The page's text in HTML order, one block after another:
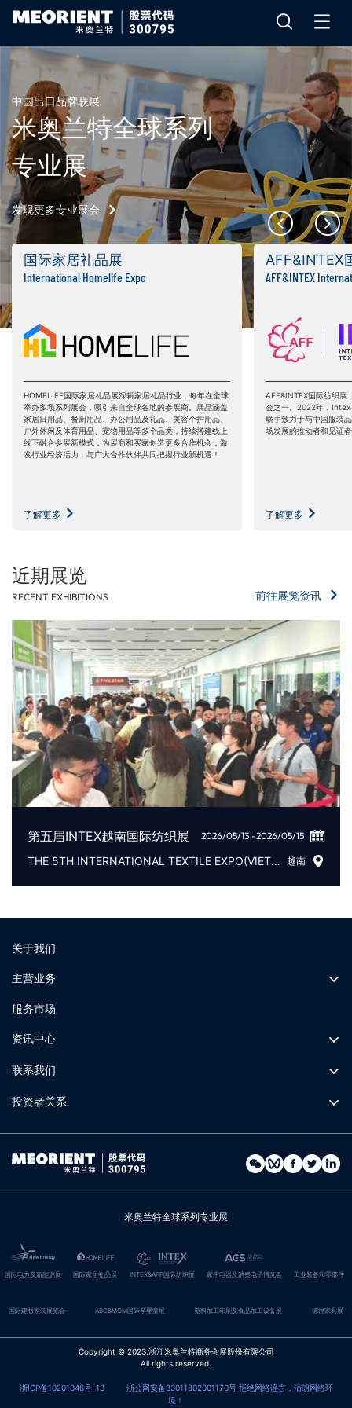
中国出口品牌联展
米奥兰特全球系列
专业展
发现更多专业展会
国际家居礼品展
International Homelife Expo
HOMELIFE国际家居礼品展深耕家居礼品行业，每年在全球
举办多场系列展会，吸引来自全球各地的参展商。展品涵盖
家居日用品、餐厨用品、办公用品及礼品、美容个护用品、
户外休闲及体育用品、宠物用品等多个品类，持续搭建线上
线下融合参展新模式，为展商和买家创造更多合作机会，激
发行业经济活力，与广大合作伙伴共同把握行业新机遇！
了解更多
AFF&INTEX
AFF&INTEX
AFF&INTEX国际纺织展
会之一。2022年，Intex
联手致力于与中国服装
场发展的推动者和见证
了解更多
近期展览
RECENT EXHIBITIONS 前往展览资讯
第五届INTEX越南国际纺织展 2026/05/13 -2026/05/15
THE 5TH INTERNATIONAL TEXTILE EXPO(VIETNAM） 越南
关于我们
主营业务
服务市场
资讯中心
联系我们
投资者关系
米奥兰特全球系列专业展
国际电力及新能源展 国际家居礼品展 INTEX&AFF国际纺织展 家用电器及消费电子博览会 工业装备和零部件
国际建材家装展览会 ABC&MOM国际孕婴童展 塑料加工印刷及食品加工设备展 德福家具展
Copyright © 2023.浙江米奥兰特商务会展股份有限公司
All rights reserved.
浙ICP备10201346号-13 浙公网安备33011802001170号 拒绝网络谣言，清朗网络环
境！